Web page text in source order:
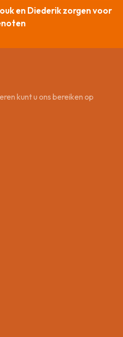
en Diederik zorgen voor
kunt u ons bereiken op